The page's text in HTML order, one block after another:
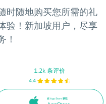
时随地购买您所需的礼
验！新加坡用户，尽享
！
1.2k 条评价
4.4
在 App Store 获取